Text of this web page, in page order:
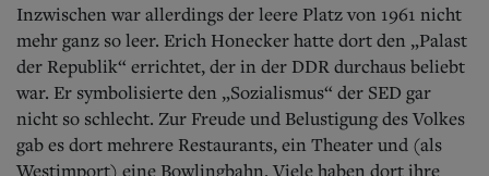
Inzwischen war allerdings der leere Platz von 1961 nicht
mehr ganz so leer. Erich Honecker hatte dort den „Palast
der Republik“ errichtet, der in der DDR durchaus beliebt
war. Er symbolisierte den „Sozialismus“ der SED gar
nicht so schlecht. Zur Freude und Belustigung des Volkes
gab es dort mehrere Restaurants, ein Theater und (als
Westimport) eine Bowlingbahn. Viele haben dort ihre